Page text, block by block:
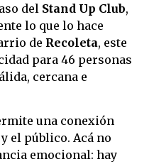
del Stand Up Club,
lo que lo hace
de Recoleta, este
para 46 personas
cercana e
una conexión
el público. Acá no
emocional: hay